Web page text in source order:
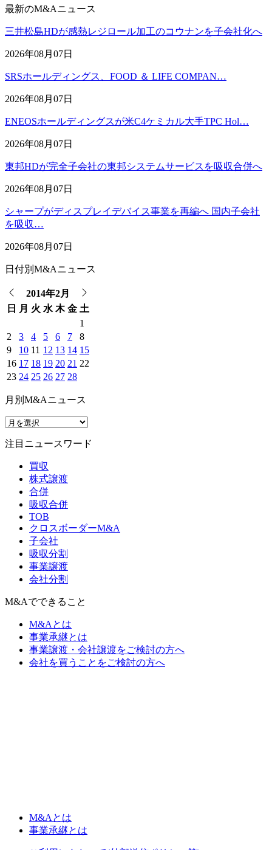
最新のM&Aニュース
三井松島HDが感熱レジロール加工のコウナンを子会社化へ
2026年08月07日
SRSホールディングス、FOOD ＆ LIFE COMPAN…
2026年08月07日
ENEOSホールディングスが米C4ケミカル大手TPC Hol…
2026年08月07日
東邦HDが完全子会社の東邦システムサービスを吸収合併へ
2026年08月07日
シャープがディスプレイデバイス事業を再編へ 国内子会社
を吸収…
2026年08月07日
日付別M&Aニュース
2014年2月
日
月 火 水 木 金 土
1
2
3 4 5 6 7
8
9
10 11 12 13 14 15
16 17 18 19 20 21 22
23 24 25 26 27 28
月別M&Aニュース
注目ニュースワード
買収
株式譲渡
合併
吸収合併
TOB
クロスボーダーM&A
子会社
吸収分割
事業譲渡
会社分割
M&Aでできること
M&Aとは
事業承継とは
事業譲渡・会社譲渡をご検討の方へ
会社を買うことをご検討の方へ
M&Aとは
事業承継とは